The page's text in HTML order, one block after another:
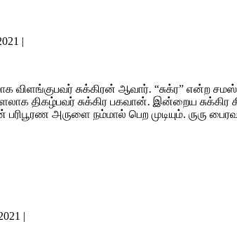
|
விளங்குபவர் சுக்கிரன் ஆவார். “சுக்ர”
திகழ்பவர் சுக்கிர பகவான். இன்றைய சுக்கிர
அருளை நம்மால் பெற முடியும். ருரு
|